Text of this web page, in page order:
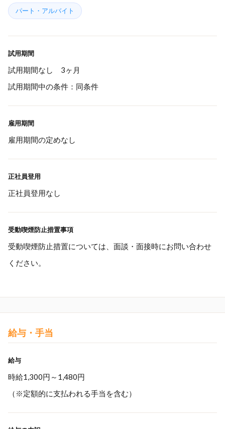
パート・アルバイト
試用期間
試用期間なし 3ヶ月
試用期間中の条件：同条件
雇用期間
雇用期間の定めなし
正社員登用
正社員登用なし
受動喫煙防止措置事項
受動喫煙防止措置については、面談・面接時にお問い合わせ
ください。
給与・手当
給与
時給1,300円～1,480円
（※定額的に支払われる手当を含む）